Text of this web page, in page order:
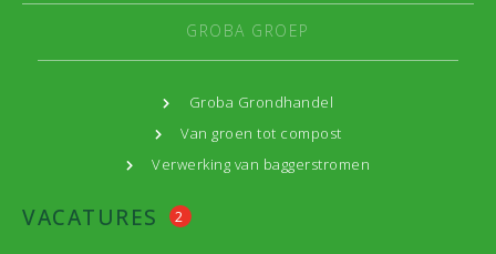
GROBA GROEP
Groba Grondhandel
Van groen tot compost
Verwerking van baggerstromen
VACATURES 2